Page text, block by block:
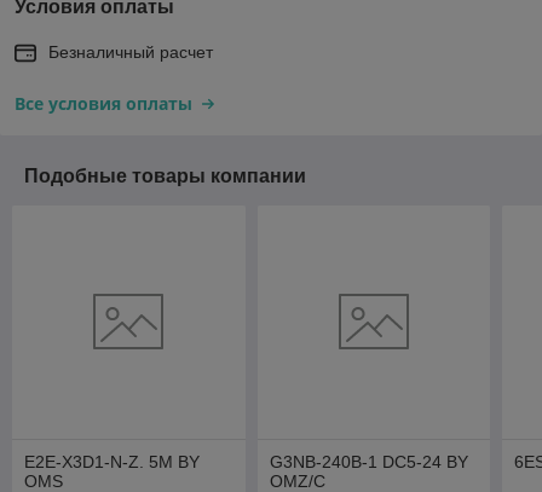
Условия оплаты
Безналичный расчет
Все условия оплаты
Подобные товары компании
E2E-X3D1-N-Z. 5M BY
OMS
G3NB-240B-1 DC5-24 BY
OMZ/C